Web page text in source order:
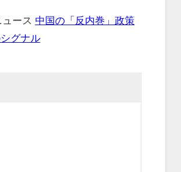
ース 中国の「反内巻」政策
グナル